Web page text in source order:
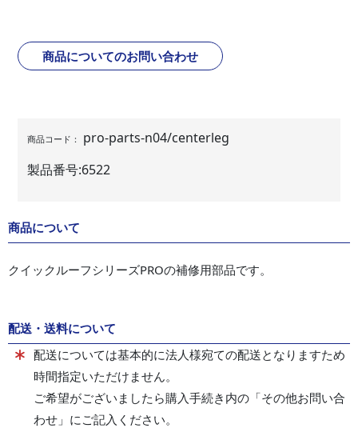
商品についてのお問い合わせ
商品コード： pro-parts-n04/centerleg
製品番号:6522
商品について
クイックルーフシリーズPROの補修用部品です。
配送・送料について
配送については基本的に法人様宛ての配送となりますため
時間指定いただけません。
ご希望がございましたら購入手続き内の「その他お問い合
わせ」にご記入ください。